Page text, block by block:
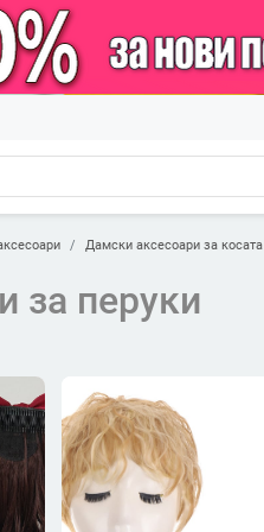
Дамски аксесоари за косата
за перуки